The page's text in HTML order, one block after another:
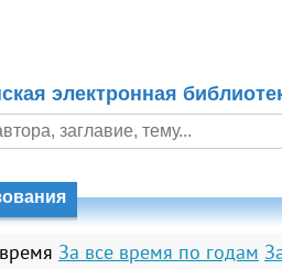
электронная
За все время по годам